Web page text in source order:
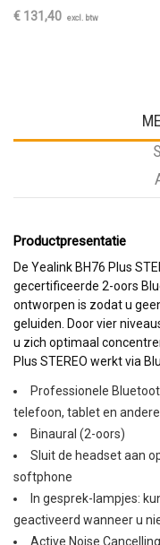
€ 131,40 excl. btw
Productpresentatie
De Yealink BH76 Plus
gecertificeerde 2-oors
ontworpen is zodat u
geluiden. Door vier
u zich optimaal
Plus STEREO werkt via
Professionele
telefoon, tablet en
Binaural (2-oors)
Sluit de headset aan
softphone
In gesprek-lampjes:
geactiveerd wanneer u
Active Noise